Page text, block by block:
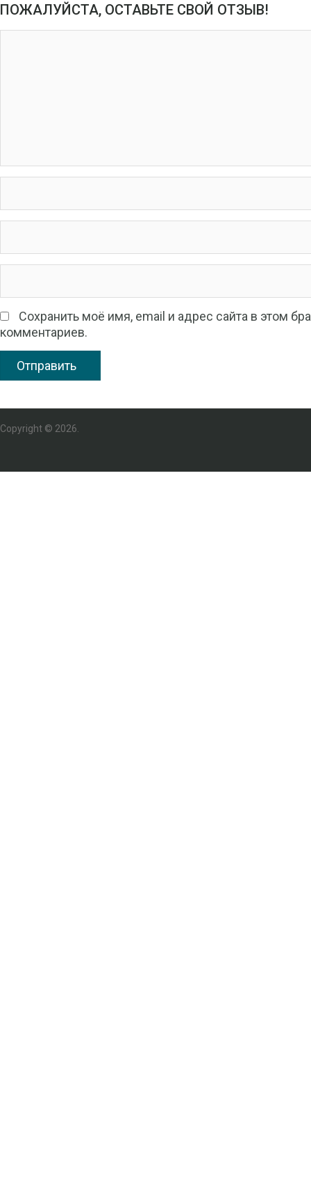
ПОЖАЛУЙСТА, ОСТАВЬТЕ СВОЙ ОТЗЫВ!
Сохранить моё имя, email и адрес сайта в этом
комментариев.
Copyright © 2026.